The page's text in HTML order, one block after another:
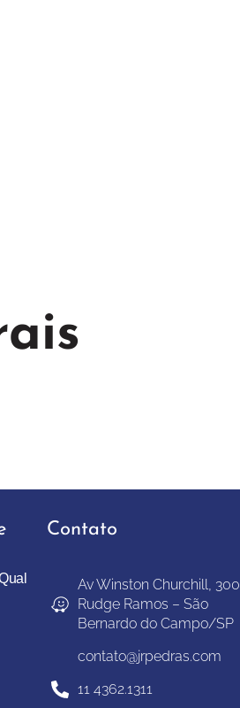
Contato
Av Winston Churchill, 300
Rudge Ramos – São
Bernardo do Campo/SP
contato@jrpedras.com
11 4362.1311